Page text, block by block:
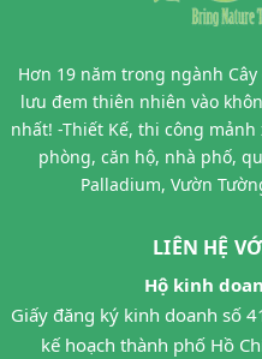
Hơn 19 năm trong ngành
lưu đem thiên nhiên vào
nhất! -Thiết Kế, thi công
phòng, căn hộ, nhà phố,
Palladium, Vườn
LIÊN HỆ
Hộ kinh
Giấy đăng ký kinh doanh số
kế hoạch thành phố Hồ